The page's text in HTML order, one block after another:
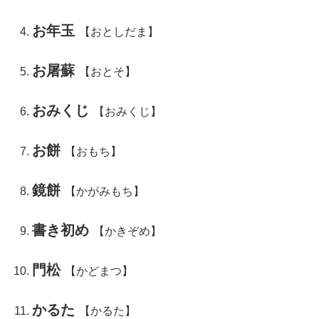
お年玉 【おとしだま】
お屠蘇 【おとそ】
おみくじ 【おみくじ】
お餅 【おもち】
鏡餅 【かがみもち】
書き初め 【かきぞめ】
門松 【かどまつ】
かるた 【かるた】